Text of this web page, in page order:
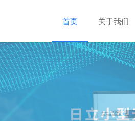
首页 关于我们